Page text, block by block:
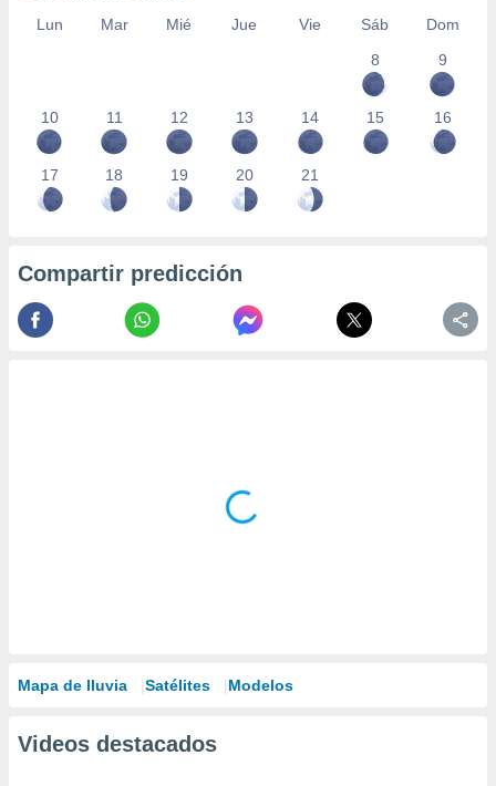
Lun Mar Mié Jue Vie Sáb
Dom
8
9
10 11 12 13 14 15 16
17 18 19 20 21
Compartir predicción
Mapa de lluvia Satélites Modelos
Videos destacados